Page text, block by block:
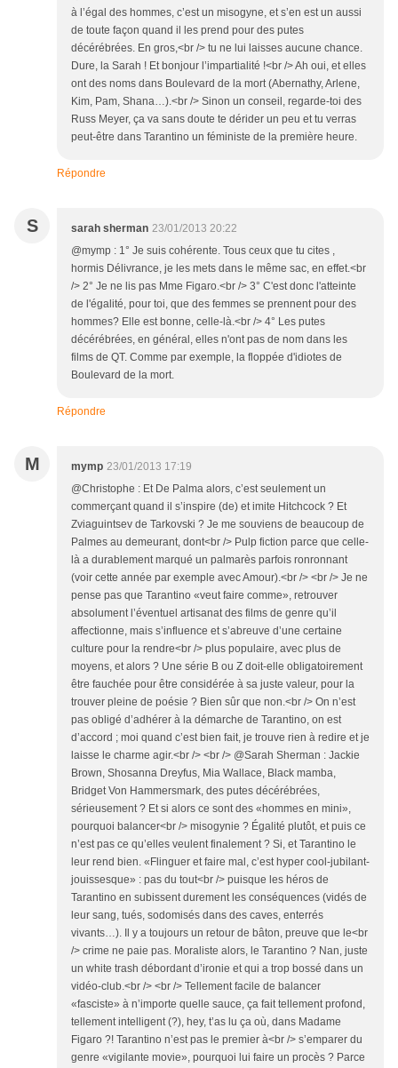
à l’égal des hommes, c’est un misogyne, et s’en est un aussi
de toute façon quand il les prend pour des putes
décérébrées. En gros,<br /> tu ne lui laisses aucune chance.
Dure, la Sarah ! Et bonjour l’impartialité !<br /> Ah oui, et elles
ont des noms dans Boulevard de la mort (Abernathy, Arlene,
Kim, Pam, Shana…).<br /> Sinon un conseil, regarde-toi des
Russ Meyer, ça va sans doute te dérider un peu et tu verras
peut-être dans Tarantino un féministe de la première heure.
Répondre
S sarah sherman 23/01/2013 20:22
@mymp : 1° Je suis cohérente. Tous ceux que tu cites ,
hormis Délivrance, je les mets dans le même sac, en effet.<br
/> 2° Je ne lis pas Mme Figaro.<br /> 3° C'est donc l'atteinte
de l'égalité, pour toi, que des femmes se prennent pour des
hommes? Elle est bonne, celle-là.<br /> 4° Les putes
décérébrées, en général, elles n'ont pas de nom dans les
films de QT. Comme par exemple, la floppée d'idiotes de
Boulevard de la mort.
Répondre
M mymp 23/01/2013 17:19
@Christophe : Et De Palma alors, c’est seulement un
commerçant quand il s’inspire (de) et imite Hitchcock ? Et
Zviaguintsev de Tarkovski ? Je me souviens de beaucoup de
Palmes au demeurant, dont<br /> Pulp fiction parce que celle-
là a durablement marqué un palmarès parfois ronronnant
(voir cette année par exemple avec Amour).<br /> <br /> Je ne
pense pas que Tarantino «veut faire comme», retrouver
absolument l’éventuel artisanat des films de genre qu’il
affectionne, mais s’influence et s’abreuve d’une certaine
culture pour la rendre<br /> plus populaire, avec plus de
moyens, et alors ? Une série B ou Z doit-elle obligatoirement
être fauchée pour être considérée à sa juste valeur, pour la
trouver pleine de poésie ? Bien sûr que non.<br /> On n’est
pas obligé d’adhérer à la démarche de Tarantino, on est
d’accord ; moi quand c’est bien fait, je trouve rien à redire et je
laisse le charme agir.<br /> <br /> @Sarah Sherman : Jackie
Brown, Shosanna Dreyfus, Mia Wallace, Black mamba,
Bridget Von Hammersmark, des putes décérébrées,
sérieusement ? Et si alors ce sont des «hommes en mini»,
pourquoi balancer<br /> misogynie ? Égalité plutôt, et puis ce
n’est pas ce qu’elles veulent finalement ? Si, et Tarantino le
leur rend bien. «Flinguer et faire mal, c’est hyper cool-jubilant-
jouissesque» : pas du tout<br /> puisque les héros de
Tarantino en subissent durement les conséquences (vidés de
leur sang, tués, sodomisés dans des caves, enterrés
vivants…). Il y a toujours un retour de bâton, preuve que le<br
/> crime ne paie pas. Moraliste alors, le Tarantino ? Nan, juste
un white trash débordant d’ironie et qui a trop bossé dans un
vidéo-club.<br /> <br /> Tellement facile de balancer
«fasciste» à n’importe quelle sauce, ça fait tellement profond,
tellement intelligent (?), hey, t’as lu ça où, dans Madame
Figaro ?! Tarantino n’est pas le premier à<br /> s’emparer du
genre «vigilante movie», pourquoi lui faire un procès ? Parce